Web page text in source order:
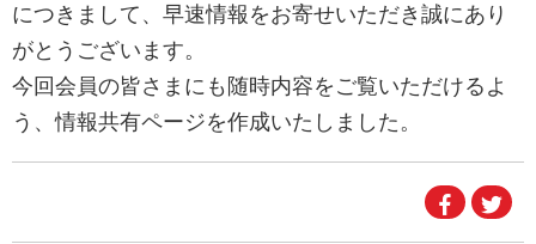
につきまして、早速情報をお寄せいただき誠にあり
がとうございます。
今回会員の皆さまにも随時内容をご覧いただけるよ
う、情報共有ページを作成いたしました。
で
で